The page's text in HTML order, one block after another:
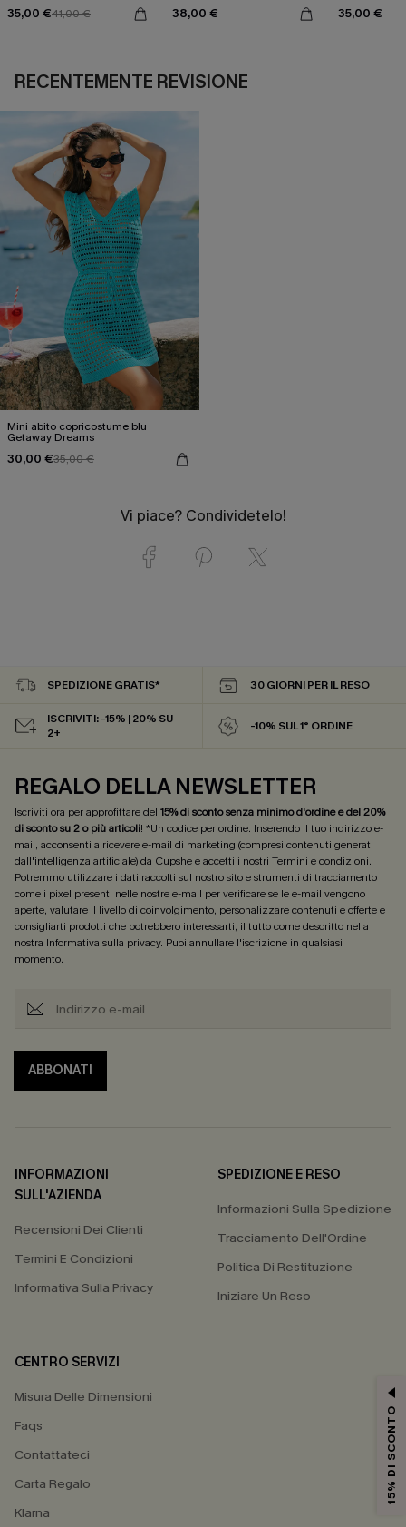
35,00 €41,00 € 38,00 € 35,00 €
RECENTEMENTE REVISIONE
Mini abito copricostume blu
Getaway Dreams
30,00 €35,00 €
Vi piace? Condividetelo!
SPEDIZIONE GRATIS* 30 GIORNI PER IL RESO
ISCRIVITI: -15% | 20% SU
2+
-10% SUL 1° ORDINE
REGALO DELLA NEWSLETTER
Iscriviti ora per approfittare del 15% di sconto senza minimo d'ordine e del 20%
di sconto su 2 o più articoli! *Un codice per ordine. Inserendo il tuo indirizzo e-
mail, acconsenti a ricevere e-mail di marketing (compresi contenuti generati
dall'intelligenza artificiale) da Cupshe e accetti i nostri Termini e condizioni.
Potremmo utilizzare i dati raccolti sul nostro sito e strumenti di tracciamento
come i pixel presenti nelle nostre e-mail per verificare se le e-mail vengono
aperte, valutare il livello di coinvolgimento, personalizzare contenuti e offerte e
consigliarti prodotti che potrebbero interessarti, il tutto come descritto nella
nostra Informativa sulla privacy. Puoi annullare l'iscrizione in qualsiasi
momento.
ABBONATI
INFORMAZIONI
SULL'AZIENDA
Recensioni Dei Clienti
Termini E Condizioni
Informativa Sulla Privacy
SPEDIZIONE E RESO
Informazioni Sulla Spedizione
Tracciamento Dell'Ordine
Politica Di Restituzione
Iniziare Un Reso
CENTRO SERVIZI
Misura Delle Dimensioni
Faqs
Contattateci
Carta Regalo
Klarna
15% DI SCONTO